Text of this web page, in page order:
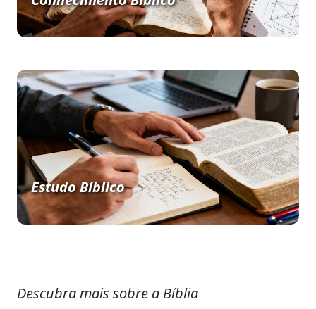
Estudo Bíblico
Descubra mais sobre a Bíblia